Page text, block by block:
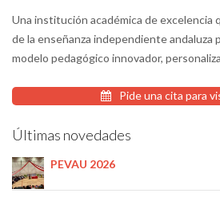
Una institución académica de excelencia
de la enseñanza independiente andaluza
modelo pedagógico innovador,
Pide una cita para
Últimas novedades
PEVAU 2026